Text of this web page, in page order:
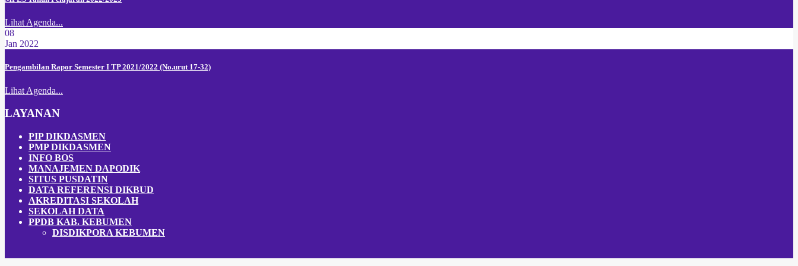
Lihat Agenda...
08
Jan 2022
Pengambilan Rapor Semester I TP 2021/2022 (No.urut 17-32)
Lihat Agenda...
LAYANAN
PIP DIKDASMEN
PMP DIKDASMEN
INFO BOS
MANAJEMEN DAPODIK
SITUS PUSDATIN
DATA REFERENSI DIKBUD
AKREDITASI SEKOLAH
SEKOLAH DATA
PPDB KAB. KEBUMEN
DISDIKPORA KEBUMEN